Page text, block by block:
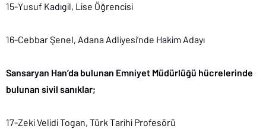
15-Yusuf Kadıgil, Lise Öğrencisi
16-Cebbar Şenel, Adana Adliyesi’nde Hakim Adayı
Sansaryan Han’da bulunan Emniyet Müdürlüğü hücrelerinde
bulunan sivil sanıklar;
17-Zeki Velidi Togan, Türk Tarihi Profesörü